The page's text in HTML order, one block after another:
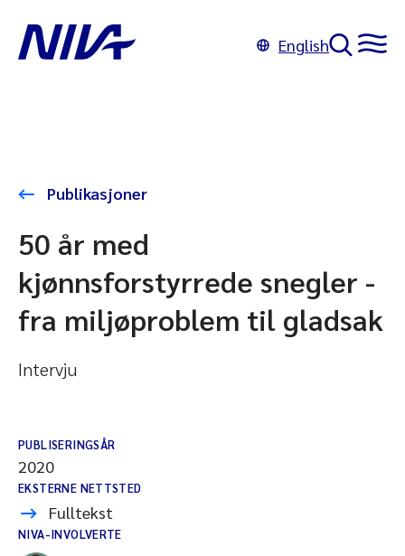
English
Publikasjoner
50 år med
kjønnsforstyrrede snegler -
fra miljøproblem til gladsak
Intervju
PUBLISERINGSÅR
2020
EKSTERNE NETTSTED
Fulltekst
NIVA-INVOLVERTE